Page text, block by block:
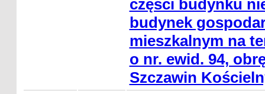
części budynku
budynek
mieszkalnym na
o nr. ewid. 94,
Szczawin